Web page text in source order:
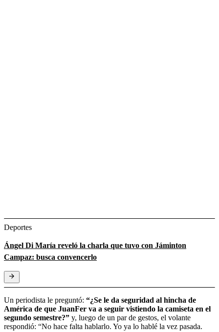
Deportes
Ángel Di María reveló la charla que tuvo con Jáminton
Campaz: busca convencerlo
Un periodista le preguntó: “¿Se le da seguridad al hincha de
América de que JuanFer va a seguir vistiendo la camiseta en el
segundo semestre?” y, luego de un par de gestos, el volante
respondió: “No hace falta hablarlo. Yo ya lo hablé la vez pasada.